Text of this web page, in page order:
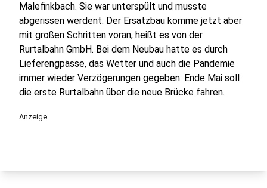
Malefinkbach. Sie war unterspült und musste
abgerissen werdent. Der Ersatzbau komme jetzt aber
mit großen Schritten voran, heißt es von der
Rurtalbahn GmbH. Bei dem Neubau hatte es durch
Lieferengpässe, das Wetter und auch die Pandemie
immer wieder Verzögerungen gegeben. Ende Mai soll
die erste Rurtalbahn über die neue Brücke fahren.
Anzeige